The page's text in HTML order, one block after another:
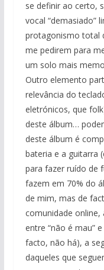
se definir ao certo,
vocal “demasiado”
protagonismo total
me pedirem para
um solo mais
Outro elemento
relevância do
eletrónicos, que
deste álbum…
deste álbum é
bateria e a guitarra
para fazer ruído de
fazem em 70% do
de mim, mas de
comunidade online,
entre “não é mau”
facto, não há), a
daqueles que